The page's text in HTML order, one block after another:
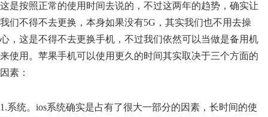
这是按照正常的使用时间去说的，不过这两年的趋势，确实让
我们不得不去更换，本身如果没有5G，其实我们也不用去操
心，这是不得不去更换手机，不过我们依然可以当做是备用机
来使用。苹果手机可以使用更久的时间其实取决于三个方面的
因素：
1.系统。ios系统确实是占有了很大一部分的因素，长时间的使